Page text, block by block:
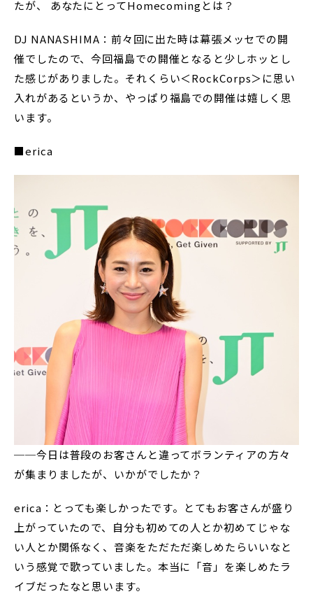
たが、 あなたにとってHomecomingとは？
DJ NANASHIMA：前々回に出た時は幕張メッセでの開
催でしたので、今回福島での開催となると少しホッとし
た感じがありました。それくらい＜RockCorps＞に思い
入れがあるというか、やっぱり福島での開催は嬉しく思
います。
■erica
──今日は普段のお客さんと違ってボランティアの方々
が集まりましたが、いかがでしたか？
erica：とっても楽しかったです。とてもお客さんが盛り
上がっていたので、自分も初めての人とか初めてじゃな
い人とか関係なく、音楽をただただ楽しめたらいいなと
いう感覚で歌っていました。本当に「音」を楽しめたラ
イブだったなと思います。